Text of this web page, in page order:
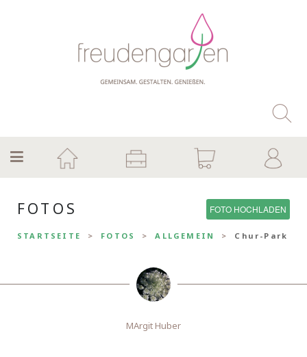
FOTOS FOTO HOCHLADEN
STARTSEITE FOTOS ALLGEMEIN Chur-Park
MArgit Huber